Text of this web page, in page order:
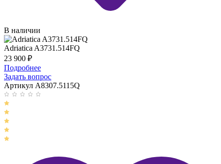
В наличии
Adriatica A3731.514FQ
23 900 ₽
Подробнее
Задать вопрос
Артикул A8307.5115Q